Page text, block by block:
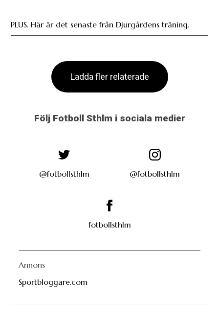
PLUS. Här är det senaste från Djurgårdens träning.
Ladda fler relaterade
Följ Fotboll Sthlm i sociala medier
@fotbollsthlm @fotbollsthlm
fotbollsthlm
Annons
Sportbloggare.com